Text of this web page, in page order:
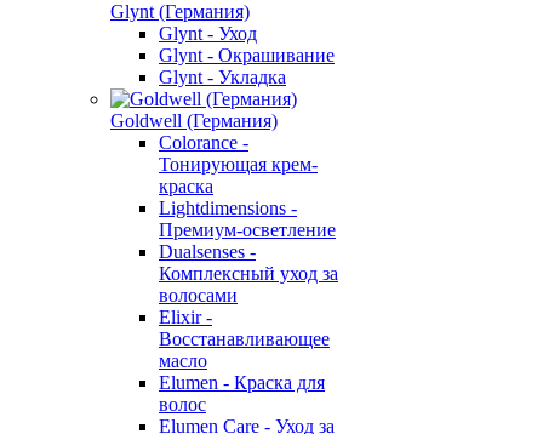
Glynt (Германия)
Glynt - Уход
Glynt - Окрашивание
Glynt - Укладка
Goldwell (Германия)
Colorance -
Тонирующая крем-
краска
Lightdimensions -
Премиум-осветление
Dualsenses -
Комплексный уход за
волосами
Elixir -
Восстанавливающее
масло
Elumen - Краска для
волос
Elumen Care - Уход за